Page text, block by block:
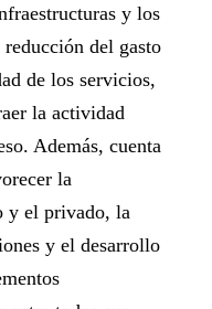
y los
del gasto
de los servicios,
la actividad
Además, cuenta
la
y el privado, la
y el desarrollo